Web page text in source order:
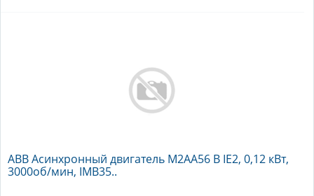
ABB Асинхронный двигатель M2AA56 B IE2, 0,12 кВт,
3000об/мин, IMB35..